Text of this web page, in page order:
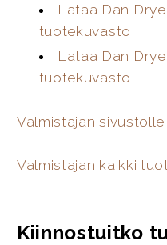
Lataa Dan
tuotekuvasto
Lataa Dan
tuotekuvasto
Valmistajan sivustolle
Valmistajan kaikki
Kiinnostuitko